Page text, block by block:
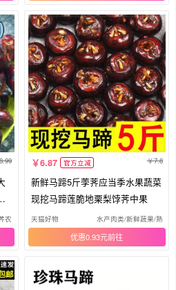
农
6.87 官方立减 7.8
新鲜马蹄5斤荸荠应当季水果蔬菜
现挖马蹄莲脆地栗梨饽荠中果
天猫好物 水产肉类/新鲜蔬果/熟食
优惠0.93元